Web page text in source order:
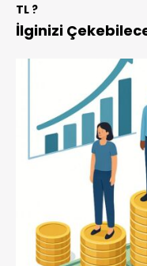
TL ?
İlginizi